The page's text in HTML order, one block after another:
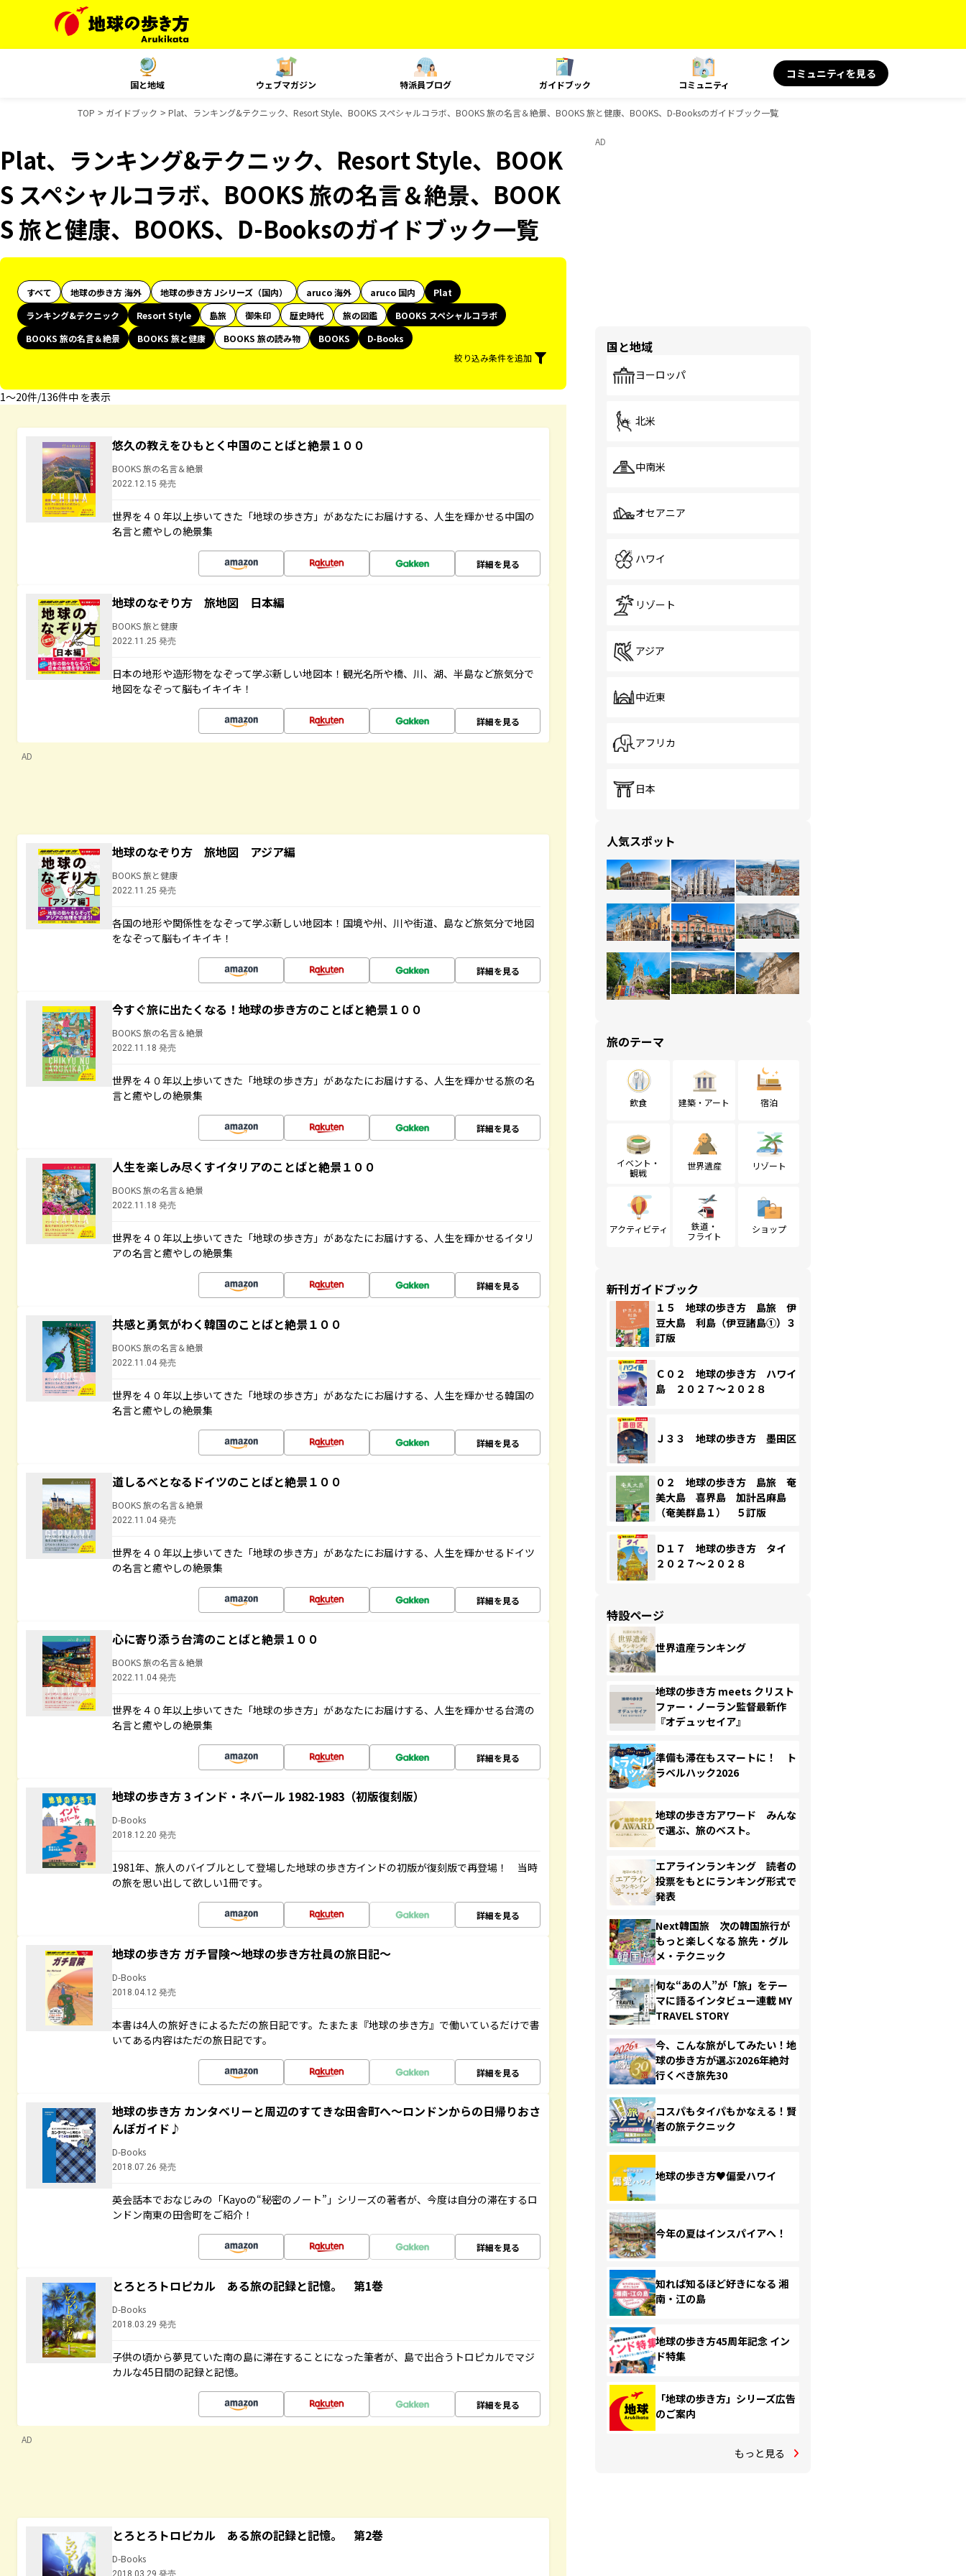
国と地域 ウェブマガジン 特派員ブログ ガイドブック コミュニティ
コミュニティを見る
TOP ガイドブック Plat、ランキング&テクニック、Resort Style、BOOKS スペシャルコラボ、BOOKS 旅の名言＆絶景、BOOKS 旅と健康、BOOKS、D-Booksのガイドブック一覧
Plat、ランキング&テクニック、Resort Style、BOOK
S スペシャルコラボ、BOOKS 旅の名言＆絶景、BOOK
S 旅と健康、BOOKS、D-Booksのガイドブック一覧
すべて 地球の歩き方 海外 地球の歩き方 Jシリーズ（国内） aruco 海外 aruco 国内
Plat
ランキング&テクニック
Resort Style 島旅 御朱印 歴史時代 旅の図鑑
BOOKS スペシャルコラボ
BOOKS 旅の名言＆絶景
BOOKS 旅と健康 BOOKS 旅の読み物 BOOKS
D-Books
絞り込み条件を追加
1〜20件/136件中 を表示
悠久の教えをひもとく中国のことばと絶景１００
BOOKS 旅の名言＆絶景
2022.12.15 発売
世界を４０年以上歩いてきた「地球の歩き方」があなたにお届けする、人生を輝かせる中国の
名言と癒やしの絶景集
詳細を見る
地球のなぞり方 旅地図 日本編
BOOKS 旅と健康
2022.11.25 発売
日本の地形や造形物をなぞって学ぶ新しい地図本！観光名所や橋、川、湖、半島など旅気分で
地図をなぞって脳もイキイキ！
詳細を見る
AD
地球のなぞり方 旅地図 アジア編
BOOKS 旅と健康
2022.11.25 発売
各国の地形や関係性をなぞって学ぶ新しい地図本！国境や州、川や街道、島など旅気分で地図
をなぞって脳もイキイキ！
詳細を見る
今すぐ旅に出たくなる！地球の歩き方のことばと絶景１００
BOOKS 旅の名言＆絶景
2022.11.18 発売
世界を４０年以上歩いてきた「地球の歩き方」があなたにお届けする、人生を輝かせる旅の名
言と癒やしの絶景集
詳細を見る
人生を楽しみ尽くすイタリアのことばと絶景１００
BOOKS 旅の名言＆絶景
2022.11.18 発売
世界を４０年以上歩いてきた「地球の歩き方」があなたにお届けする、人生を輝かせるイタリ
アの名言と癒やしの絶景集
詳細を見る
共感と勇気がわく韓国のことばと絶景１００
BOOKS 旅の名言＆絶景
2022.11.04 発売
世界を４０年以上歩いてきた「地球の歩き方」があなたにお届けする、人生を輝かせる韓国の
名言と癒やしの絶景集
詳細を見る
道しるべとなるドイツのことばと絶景１００
BOOKS 旅の名言＆絶景
2022.11.04 発売
世界を４０年以上歩いてきた「地球の歩き方」があなたにお届けする、人生を輝かせるドイツ
の名言と癒やしの絶景集
詳細を見る
心に寄り添う台湾のことばと絶景１００
BOOKS 旅の名言＆絶景
2022.11.04 発売
世界を４０年以上歩いてきた「地球の歩き方」があなたにお届けする、人生を輝かせる台湾の
名言と癒やしの絶景集
詳細を見る
地球の歩き方 3 インド・ネパール 1982-1983（初版復刻版）
D-Books
2018.12.20 発売
1981年、旅人のバイブルとして登場した地球の歩き方インドの初版が復刻版で再登場！ 当時
の旅を思い出して欲しい1冊です。
詳細を見る
地球の歩き方 ガチ冒険～地球の歩き方社員の旅日記～
D-Books
2018.04.12 発売
本書は4人の旅好きによるただの旅日記です。たまたま『地球の歩き方』で働いているだけで書
いてある内容はただの旅日記です。
詳細を見る
地球の歩き方 カンタベリーと周辺のすてきな田舎町へ～ロンドンからの日帰りおさ
んぽガイド♪
D-Books
2018.07.26 発売
英会話本でおなじみの「Kayoの“秘密のノート”」シリーズの著者が、今度は自分の滞在するロ
ンドン南東の田舎町をご紹介！
詳細を見る
とろとろトロピカル ある旅の記録と記憶。 第1巻
D-Books
2018.03.29 発売
子供の頃から夢見ていた南の島に滞在することになった筆者が、島で出合うトロピカルでマジ
カルな45日間の記録と記憶。
詳細を見る
AD
とろとろトロピカル ある旅の記録と記憶。 第2巻
D-Books
2018.03.29 発売
AD
国と地域
ヨーロッパ
北米
中南米
オセアニア
ハワイ
リゾート
アジア
中近東
アフリカ
日本
人気スポット
旅のテーマ
飲食 建築・アート 宿泊
イベント・
観戦
世界遺産 リゾート
アクティビティ
鉄道・
フライト
ショップ
新刊ガイドブック
１５ 地球の歩き方 島旅 伊
豆大島 利島（伊豆諸島①）３
訂版
Ｃ０２ 地球の歩き方 ハワイ
島 ２０２７～２０２８
Ｊ３３ 地球の歩き方 墨田区
０２ 地球の歩き方 島旅 奄
美大島 喜界島 加計呂麻島
（奄美群島１） ５訂版
Ｄ１７ 地球の歩き方 タイ
２０２７～２０２８
特設ページ
世界遺産ランキング
地球の歩き方 meets クリスト
ファー・ノーラン監督最新作
『オデュッセイア』
準備も滞在もスマートに！ ト
ラベルハック2026
地球の歩き方アワード みんな
で選ぶ、旅のベスト。
エアラインランキング 読者の
投票をもとにランキング形式で
発表
Next韓国旅 次の韓国旅行が
もっと楽しくなる 旅先・グル
メ・テクニック
旬な“あの人”が「旅」をテー
マに語るインタビュー連載 MY
TRAVEL STORY
今、こんな旅がしてみたい！地
球の歩き方が選ぶ2026年絶対
行くべき旅先30
コスパもタイパもかなえる！賢
者の旅テクニック
地球の歩き方♥偏愛ハワイ
今年の夏はインスパイアへ！
知れば知るほど好きになる 湘
南・江の島
地球の歩き方45周年記念 イン
ド特集
「地球の歩き方」シリーズ広告
のご案内
もっと見る